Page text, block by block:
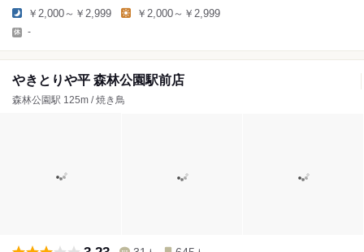
￥2,000～￥2,999 ￥2,000～￥2,999
-
やきとりや平 森林公園駅前店
森林公園駅 125m / 焼き鳥